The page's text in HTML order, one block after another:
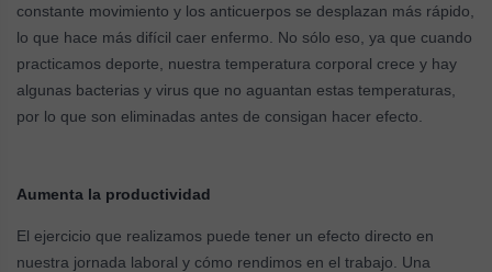
constante movimiento y los anticuerpos se desplazan más rápido,
lo que hace más difícil caer enfermo. No sólo eso, ya que cuando
practicamos deporte, nuestra temperatura corporal crece y hay
algunas bacterias y virus que no aguantan estas temperaturas,
por lo que son eliminadas antes de consigan hacer efecto.
Aumenta la productividad
El ejercicio que realizamos puede tener un efecto directo en
nuestra jornada laboral y cómo rendimos en el trabajo. Una